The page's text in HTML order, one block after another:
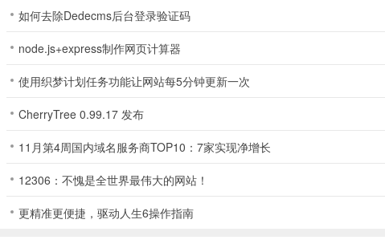
1、短信诈骗检测器（Text Scam Detector）
扫描SMS短信中的风险URL，并在检测到诈骗时发出警报。
2、Wi-Fi与系统扫描（Wi-Fi & System Scan）
连接不安全的Wi-Fi网络或热点时发出警报，并通过Wi-Fi扫描分析网络安全
3、个人数据清理（Personal Data Cleanup）
查找数据代理商收集的个人数据，并帮助用户从相关网站上删除。
如何去除Dedecms后台登录验证码
node.js+express制作网页计算器
使用织梦计划任务功能让网站每5分钟更新一次
CherryTree 0.99.17 发布
11月第4周国内域名服务商TOP10：7家实现净增长
12306：不愧是全世界最伟大的网站！
更精准更便捷，驱动人生6操作指南